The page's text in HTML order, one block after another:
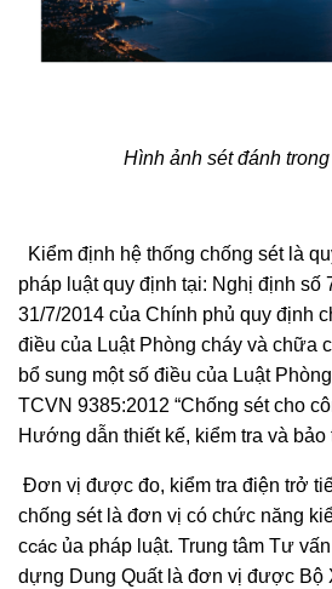
Hình ảnh sét đánh
Kiểm định hệ thống chống sét là
pháp luật quy định tại: Nghị định số
31/7/2014 của Chính phủ quy định
điều của Luật Phòng cháy và chữa
bổ sung một số điều của Luật
TCVN 9385:2012 “Chống sét cho
Hướng dẫn thiết kế, kiểm tra và bảo
Đơn vị được đo, kiểm tra điện trở
chống sét là đơn vị có chức năng
ccác ủa pháp luật. Trung tâm Tư
dựng Dung Quất là đơn vị được Bộ